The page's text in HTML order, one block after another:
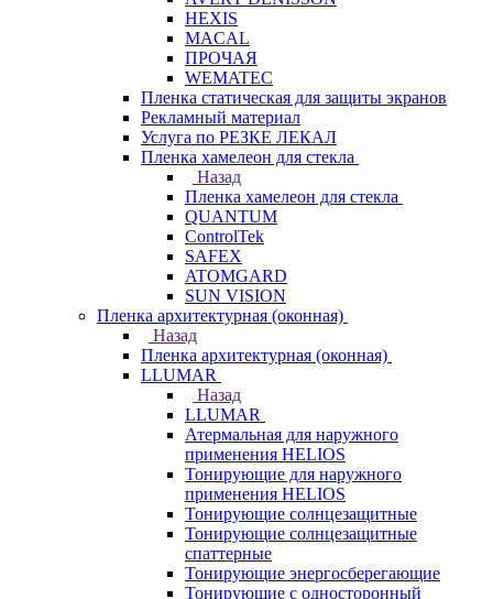
HEXIS
MACAL
ПРОЧАЯ
WEMATEC
Пленка статическая для защиты экранов
Рекламный материал
Услуга по РЕЗКЕ ЛЕКАЛ
Пленка хамелеон для стекла
Назад
Пленка хамелеон для стекла
QUANTUM
ControlTek
SAFEX
ATOMGARD
SUN VISION
Пленка архитектурная (оконная)
Назад
Пленка архитектурная (оконная)
LLUMAR
Назад
LLUMAR
Атермальная для наружного
применения HELIOS
Тонирующие для наружного
применения HELIOS
Тонирующие солнцезащитные
Тонирующие солнцезащитные
спаттерные
Тонирующие энергосберегающие
Тонирующие с односторонный